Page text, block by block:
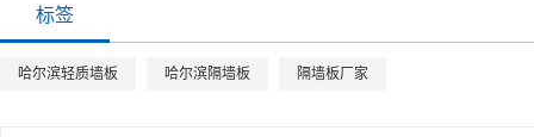
标签
哈尔滨轻质墙板 哈尔滨隔墙板 隔墙板厂家